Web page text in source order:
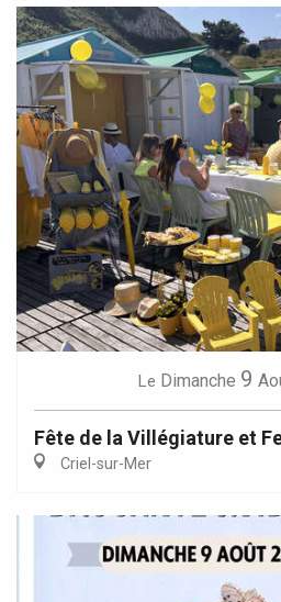
Le Dimanche 9
Fête de la Villégiature et
Criel-sur-Mer